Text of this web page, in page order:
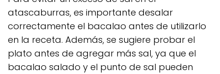
atascaburras, es importante desalar
correctamente el bacalao antes de utilizarlo
en la receta. Además, se sugiere probar el
plato antes de agregar más sal, ya que el
bacalao salado y el punto de sal pueden